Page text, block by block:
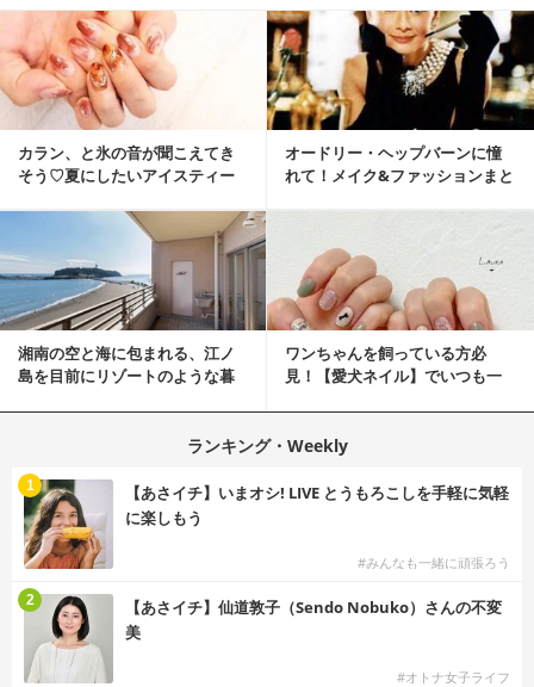
カラン、と氷の音が聞こえてき
そう♡夏にしたいアイスティー
オードリー・ヘップバーンに憧
れて！メイク&ファッションまと
湘南の空と海に包まれる、江ノ
島を目前にリゾートのような暮
ワンちゃんを飼っている方必
見！【愛犬ネイル】でいつも一
ランキング・Weekly
【あさイチ】いまオシ! LIVE とうもろこしを手軽に気軽
に楽しもう
#みんなも一緒に頑張ろう
1
【あさイチ】仙道敦子（Sendo Nobuko）さんの不変
美
#オトナ女子ライフ
2